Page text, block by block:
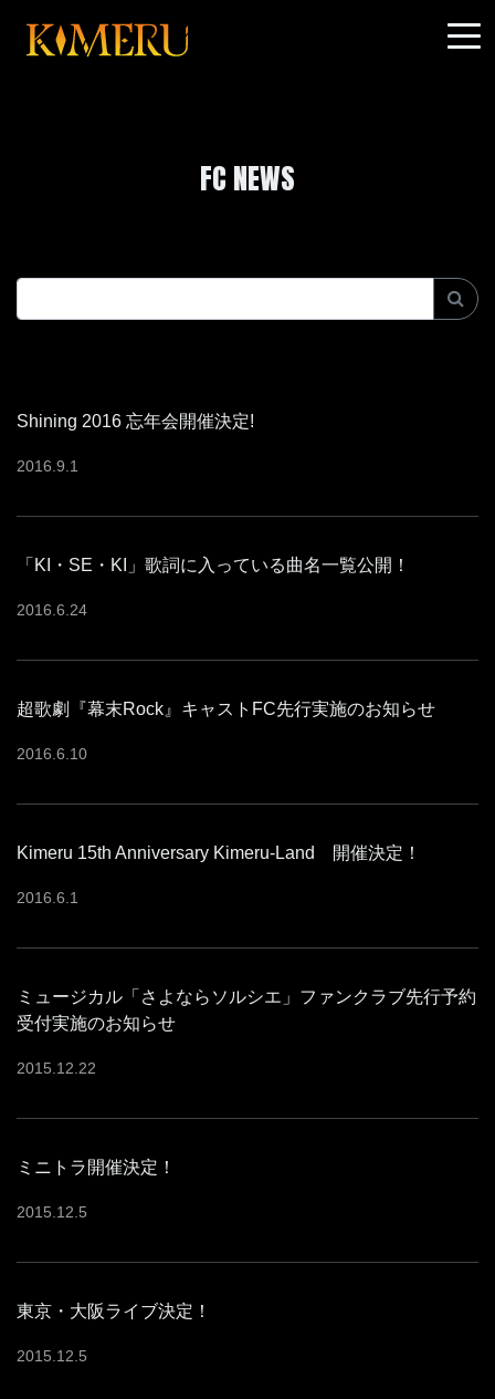
FC NEWS
Shining 2016 忘年会開催決定!
2016 9 1
「KI・SE・KI」歌詞に入っている曲名一覧公開！
2016 6 24
超歌劇『幕末Rock』キャストFC先行実施のお知らせ
2016 6 10
Kimeru 15th Anniversary Kimeru-Land 開催決定！
2016 6 1
ミュージカル「さよならソルシエ」ファンクラブ先行予約
受付実施のお知らせ
2015 12 22
ミニトラ開催決定！
2015 12 5
東京・大阪ライブ決定！
2015 12 5